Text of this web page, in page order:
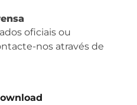
oficiais ou
nos através de